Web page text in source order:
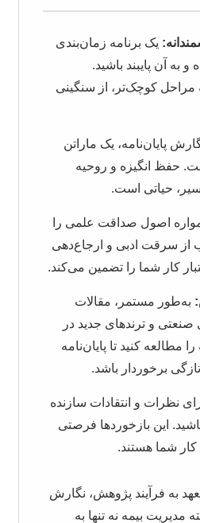
یک برنامه زمان‌بندی
و به آن پایبند باشید.
مراحل کوچک‌تر، از سنگینی
پایان‌نامه، یک ماراتن
حفظ انگیزه و روحیه
حیاتی است.
اصول صداقت علمی را
از سرقت ادبی و ارجاع‌دهی
کار شما را تضمین می‌کند.
به‌طور مستمر، مقالات
و ترندهای جدید در
مطالعه کنید تا پایان‌نامه
برخوردار باشد.
نظرات و انتقادات سازنده
این بازخوردها فرصتی
کار شما هستند.
به فرآیند پژوهش، نگارش
مدیریت بیمه نه تنها به